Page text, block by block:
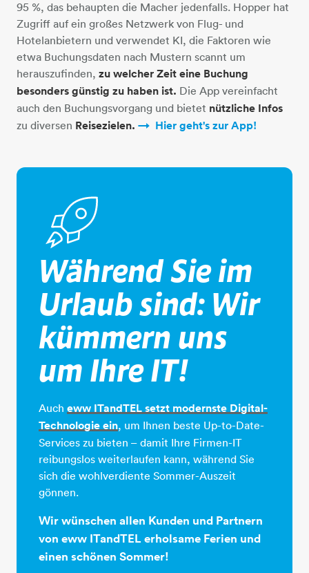
95 %, das behaupten die Macher jedenfalls. Hopper hat
Zugriff auf ein großes Netzwerk von Flug- und
Hotelanbietern und verwendet KI, die Faktoren wie
etwa Buchungsdaten nach Mustern scannt um
herauszufinden, zu welcher Zeit eine Buchung
besonders günstig zu haben ist. Die App vereinfacht
auch den Buchungsvorgang und bietet nützliche Infos
zu diversen Reisezielen. Hier geht's zur App!​​​​​​​​​​​​​​​​​​​​​​​​​​​​​​​​​​​​​​​​​​
Während Sie im
Urlaub sind: Wir
kümmern uns
um Ihre IT!
Auch eww ITandTEL setzt modernste Digital-
Technologie ​​​​​​​ein​​​​​​​, um Ihnen beste Up-to-Date-
Services zu bieten – damit Ihre Firmen-IT
reibungslos weiterlaufen kann, während Sie
sich die wohlverdiente Sommer-Auszeit
gönnen.
Wir wünschen allen Kunden und Partnern
von eww ITandTEL erholsame Ferien und
einen schönen Sommer!